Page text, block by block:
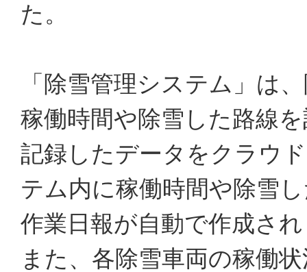
た。
「除雪管理システム」は
稼働時間や除雪した路線
記録したデータをクラウ
テム内に稼働時間や除雪
作業日報が自動で作成さ
また、各除雪車両の稼働